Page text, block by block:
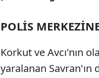
POLİS
Korkut ve Avcı'nın
yaralanan Savran'ın